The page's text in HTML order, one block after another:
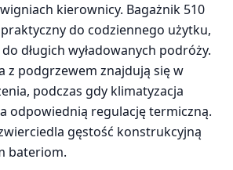
kierownicy. Bagażnik 510
do codziennego użytku,
długich wyładowanych podróży.
z podgrzewem znajdują się w
podczas gdy klimatyzacja
odpowiednią regulację termiczną.
gęstość konstrukcyjną
bateriom.